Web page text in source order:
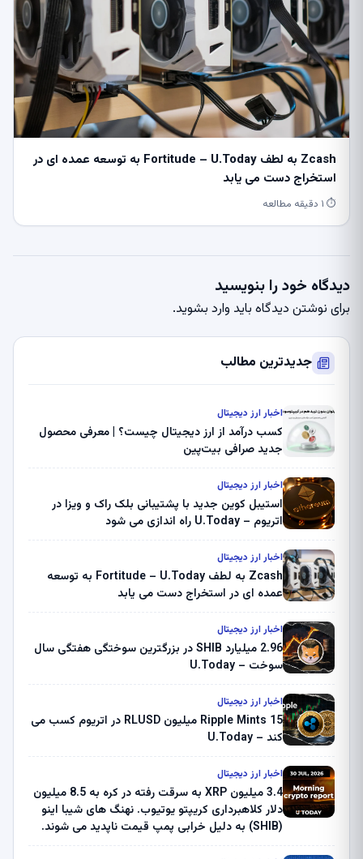
Zcash به لطف Fortitude – U.Today به توسعه عمده ای در
استخراج دست می یابد
⏱ ۱ دقیقه مطالعه
دیدگاه خود را بنویسید
برای نوشتن دیدگاه باید وارد بشوید.
جدیدترین مطالب
اخبار ارز دیجیتال
کسب درآمد از ارز دیجیتال چیست؟ | معرفی محصول
جدید صرافی بیت‌پین
اخبار ارز دیجیتال
استیبل کوین جدید با پشتیبانی بلک راک و ویزا در
اتریوم – U.Today راه اندازی می شود
اخبار ارز دیجیتال
Zcash به لطف Fortitude – U.Today به توسعه
عمده ای در استخراج دست می یابد
اخبار ارز دیجیتال
2.96 میلیارد SHIB در بزرگترین سوختگی هفتگی سال
سوخت – U.Today
اخبار ارز دیجیتال
Ripple Mints 15 میلیون RLUSD در اتریوم کسب می
کند – U.Today
اخبار ارز دیجیتال
3.4 میلیون XRP به سرقت رفته در کره به 8.5 میلیون
دلار کلاهبرداری کریپتو یوتیوب. نهنگ های شیبا اینو
(SHIB) به دلیل خرابی پمپ قیمت ناپدید می شوند.